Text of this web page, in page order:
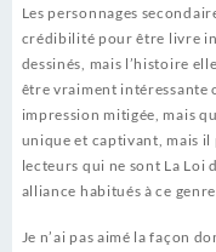
Les personnages
crédibilité pour être livre
dessinés, mais l’histoire
être vraiment intéressante
impression mitigée, mais
unique et captivant, mais
lecteurs qui ne sont La Loi
alliance habitués à ce
Je n’ai pas aimé la façon